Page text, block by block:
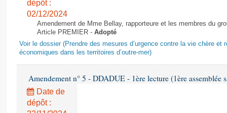
Comptes rendus des débats
dépôt :
02/12/2024
Amendement de Mme Bellay, rapporteure et les membres du
Article PREMIER - Adopté
Voir le dossier (Prendre des mesures d’urgence contre la vie chère et
économiques dans les territoires d’outre-mer)
Amendement n° 5 - DDADUE - 1ère lecture (1ère assemblée
Date de
dépôt :